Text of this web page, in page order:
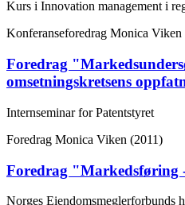
Kurs i Innovation management i
Konferanseforedrag Monica Viken
Foredrag
omsetningskretsens
Internseminar for Patentstyret
Foredrag Monica Viken (2011)
Foredrag "Markedsføring
Norges Eiendomsmeglerforbunds